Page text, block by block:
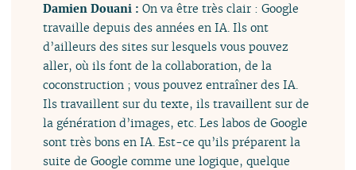
Damien Douani :On va être très clair : Google
travaille depuis des années en IA. Ils ont
d’ailleurs des sites sur lesquels vous pouvez
aller, où ils font de la collaboration, de la
coconstruction ; vous pouvez entraîner des IA.
Ils travaillent sur du texte, ils travaillent sur de
la génération d’images, etc. Les labos de Google
sont très bons en IA. Est-ce qu’ils préparent la
suite de Google comme une logique, quelque